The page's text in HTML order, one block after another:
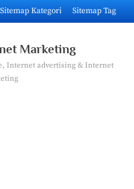
Sitemap Kategori Sitemap Tag
Marketing
Internet advertising & Internet